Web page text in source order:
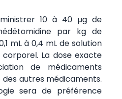
10 à 40 µg de
par kg de
mL à 0,4 mL de solution
La dose exacte
de médicaments
autres médicaments.
sera de préférence